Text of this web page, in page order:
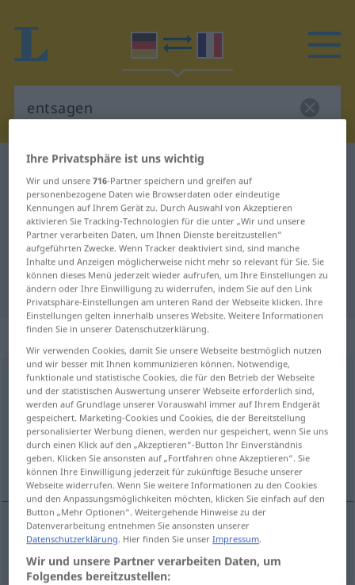
Deutsch-Französisch Wörterbuch
Deutsch-Französisch Übersetzung
für "entsagen"
"entsagen" Französisch
Übersetzung
„entsagen“: intransitives Verb
entsagenv/i <sans ge> GEH
Übersicht aller Übersetzungen
(Für mehr Details die Übersetzung anklicken/antippen)
renoncer
renoncer(à) entsagen
Ihre Privatsphäre ist uns wichtig
Wir und unsere716-Partner speichern und greifen auf
personenbezogene Daten wie Browserdaten oder eindeutige
Kennungen auf Ihrem Gerät zu. Durch Auswahl von Akzeptieren
aktivieren Sie Tracking-Technologien für die unter „Wir und unsere
Partner verarbeiten Daten, um Ihnen Dienste bereitzustellen“
aufgeführten Zwecke. Wenn Tracker deaktiviert sind, sind manche
Inhalte und Anzeigen möglicherweise nicht mehr so relevant für Sie. Sie
können dieses Menü jederzeit wieder aufrufen, um Ihre Einstellungen zu
ändern oder Ihre Einwilligung zu widerrufen, indem Sie auf den Link
Privatsphäre-Einstellungen am unteren Rand der Webseite klicken. Ihre
Einstellungen gelten innerhalb unseres Website. Weitere Informationen
finden Sie in unserer Datenschutzerklärung.
Wir verwenden Cookies, damit Sie unsere Webseite bestmöglich nutzen
und wir besser mit Ihnen kommunizieren können. Notwendige,
funktionale und statistische Cookies, die für den Betrieb der Webseite
und der statistischen Auswertung unserer Webseite erforderlich sind,
werden auf Grundlage unserer Vorauswahl immer auf Ihrem Endgerät
gespeichert. Marketing-Cookies und Cookies, die der Bereitstellung
personalisierter Werbung dienen, werden nur gespeichert, wenn Sie uns
durch einen Klick auf den „Akzeptieren“-Button Ihr Einverständnis
geben. Klicken Sie ansonsten auf „Fortfahren ohne Akzeptieren“. Sie
können Ihre Einwilligung jederzeit für zukünftige Besuche unserer
Webseite widerrufen. Wenn Sie weitere Informationen zu den Cookies
und den Anpassungsmöglichkeiten möchten, klicken Sie einfach auf den
Button „Mehr Optionen“. Weitergehende Hinweise zu der
Datenverarbeitung entnehmen Sie ansonsten unserer
Datenschutzerklärung. Hier finden Sie unserImpressum.
Wir und unsere Partner verarbeiten Daten, um
Folgendes bereitzustellen: